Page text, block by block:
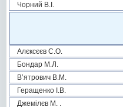
Чорний В.І.
Алєксєєв С.О.
Бондар М.Л.
В’ятрович В.М.
Геращенко І.В.
Джемілєв М. .